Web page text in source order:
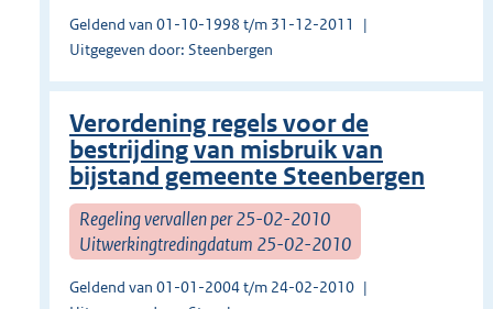
Geldend van 01-10-1998 t/m 31-12-2011
Uitgegeven door: Steenbergen
Verordening regels voor de
bestrijding van misbruik van
bijstand gemeente Steenbergen
Regeling vervallen per 25-02-2010
Uitwerkingtredingdatum 25-02-2010
Geldend van 01-01-2004 t/m 24-02-2010